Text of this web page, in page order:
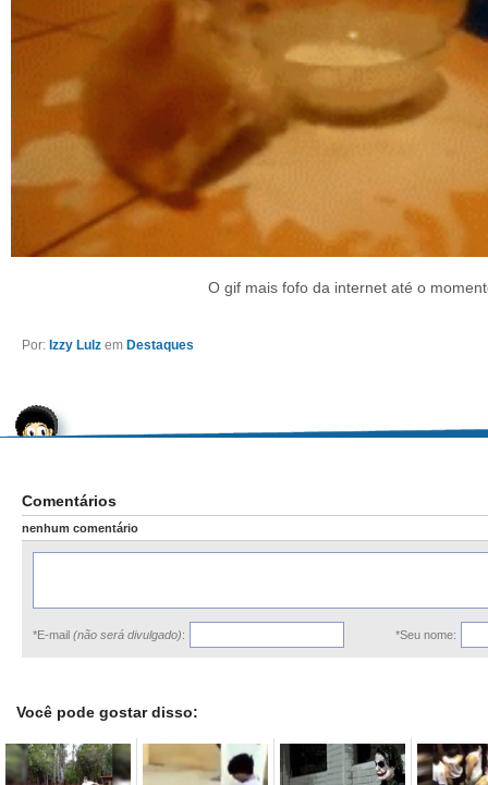
O gif mais fofo da internet até o
Por: Izzy Lulz em Destaques
Comentários
nenhum comentário
*E-mail (não será divulgado): *Seu nome:
Você pode gostar disso: